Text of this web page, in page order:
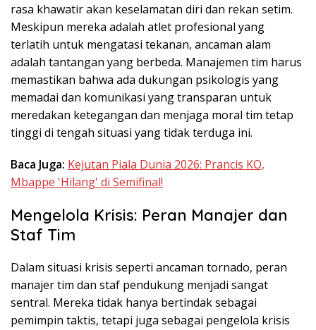
rasa khawatir akan keselamatan diri dan rekan setim.
Meskipun mereka adalah atlet profesional yang
terlatih untuk mengatasi tekanan, ancaman alam
adalah tantangan yang berbeda. Manajemen tim harus
memastikan bahwa ada dukungan psikologis yang
memadai dan komunikasi yang transparan untuk
meredakan ketegangan dan menjaga moral tim tetap
tinggi di tengah situasi yang tidak terduga ini.
Baca Juga: Kejutan Piala Dunia 2026: Prancis KO,
Mbappe 'Hilang' di Semifinal!
Mengelola Krisis: Peran Manajer dan
Staf Tim
Dalam situasi krisis seperti ancaman tornado, peran
manajer tim dan staf pendukung menjadi sangat
sentral. Mereka tidak hanya bertindak sebagai
pemimpin taktis, tetapi juga sebagai pengelola krisis